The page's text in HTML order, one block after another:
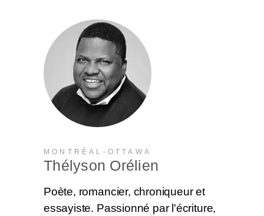
MONTRÉAL-OTTAWA
Thélyson Orélien
Poète, romancier, chroniqueur et
essayiste. Passionné par l'écriture,